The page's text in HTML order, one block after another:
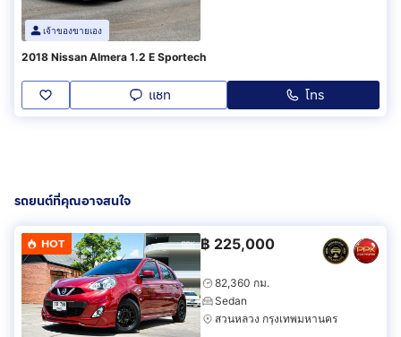
เจ้าของขายเอง
2018 Nissan Almera 1.2 E Sportech
แชท โทร
รถยนต์ที่คุณอาจสนใจ
HOT ฿ 225,000
82,360 กม.
Sedan
สวนหลวง กรุงเทพมหานคร